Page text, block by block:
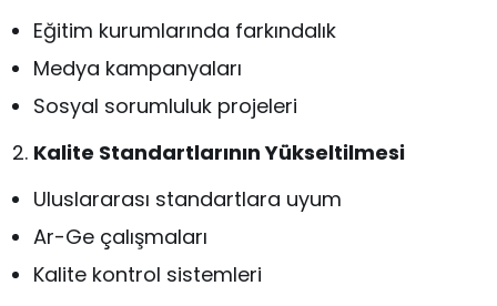
Eğitim kurumlarında farkındalık
Medya kampanyaları
Sosyal sorumluluk projeleri
Kalite Standartlarının Yükseltilmesi
Uluslararası standartlara uyum
Ar-Ge çalışmaları
Kalite kontrol sistemleri